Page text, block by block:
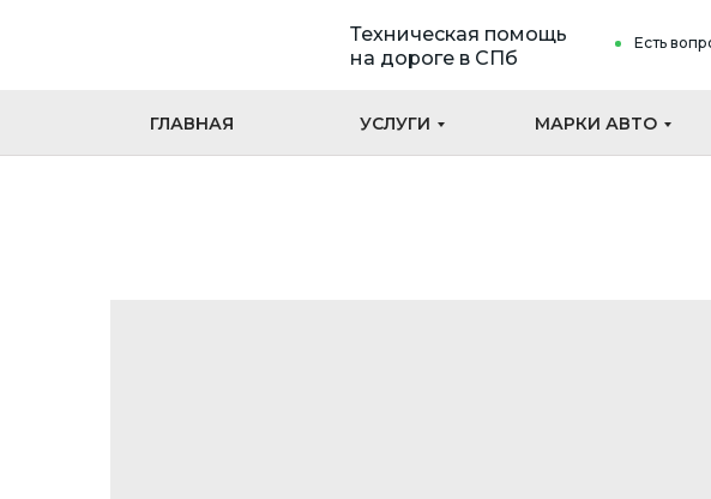
Есть
ГЛАВНАЯ УСЛУГИ МАРКИ АВТО
Техническая помощь
на дороге в СПб